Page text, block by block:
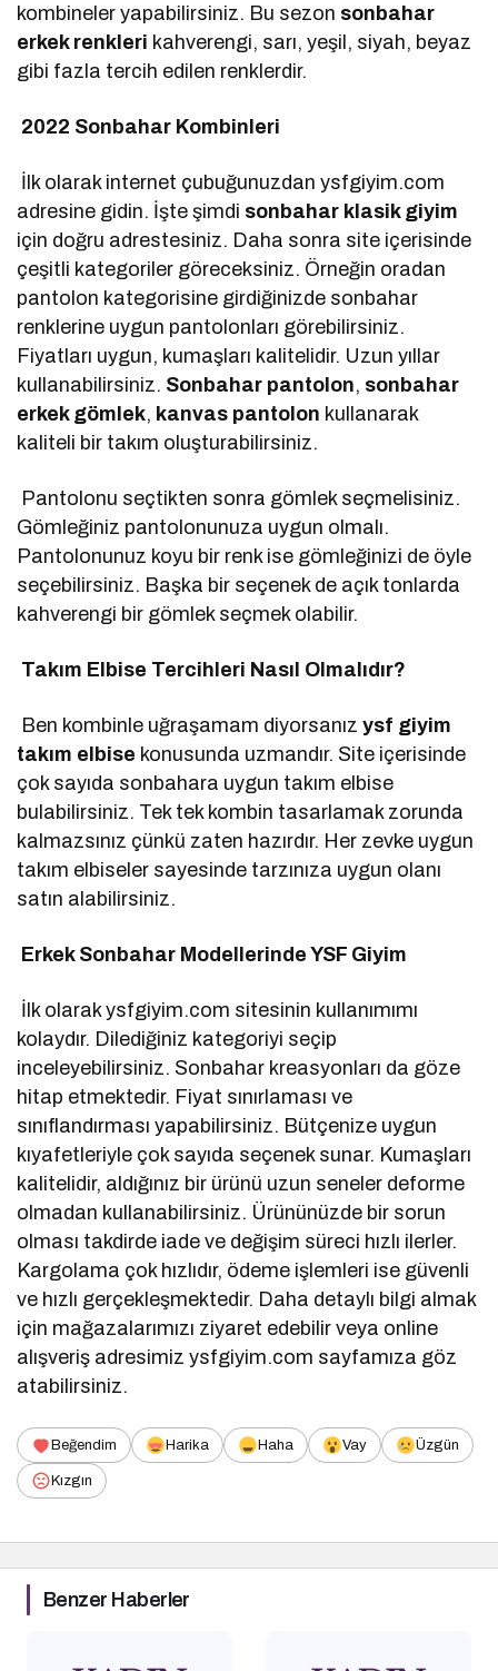
kombineler yapabilirsiniz. Bu sezon sonbahar
erkek renkleri kahverengi, sarı, yeşil, siyah, beyaz
gibi fazla tercih edilen renklerdir.
2022 Sonbahar Kombinleri
İlk olarak internet çubuğunuzdan ysfgiyim.com
adresine gidin. İşte şimdi sonbahar klasik giyim
için doğru adrestesiniz. Daha sonra site içerisinde
çeşitli kategoriler göreceksiniz. Örneğin oradan
pantolon kategorisine girdiğinizde sonbahar
renklerine uygun pantolonları görebilirsiniz.
Fiyatları uygun, kumaşları kalitelidir. Uzun yıllar
kullanabilirsiniz. Sonbahar pantolon, sonbahar
erkek gömlek, kanvas pantolon kullanarak
kaliteli bir takım oluşturabilirsiniz.
Pantolonu seçtikten sonra gömlek seçmelisiniz.
Gömleğiniz pantolonunuza uygun olmalı.
Pantolonunuz koyu bir renk ise gömleğinizi de öyle
seçebilirsiniz. Başka bir seçenek de açık tonlarda
kahverengi bir gömlek seçmek olabilir.
Takım Elbise Tercihleri Nasıl Olmalıdır?
Ben kombinle uğraşamam diyorsanız ysf giyim
takım elbise konusunda uzmandır. Site içerisinde
çok sayıda sonbahara uygun takım elbise
bulabilirsiniz. Tek tek kombin tasarlamak zorunda
kalmazsınız çünkü zaten hazırdır. Her zevke uygun
takım elbiseler sayesinde tarzınıza uygun olanı
satın alabilirsiniz.
Erkek Sonbahar Modellerinde YSF Giyim
İlk olarak ysfgiyim.com sitesinin kullanımımı
kolaydır. Dilediğiniz kategoriyi seçip
inceleyebilirsiniz. Sonbahar kreasyonları da göze
hitap etmektedir. Fiyat sınırlaması ve
sınıflandırması yapabilirsiniz. Bütçenize uygun
kıyafetleriyle çok sayıda seçenek sunar. Kumaşları
kalitelidir, aldığınız bir ürünü uzun seneler deforme
olmadan kullanabilirsiniz. Ürününüzde bir sorun
olması takdirde iade ve değişim süreci hızlı ilerler.
Kargolama çok hızlıdır, ödeme işlemleri ise güvenli
ve hızlı gerçekleşmektedir. Daha detaylı bilgi almak
için mağazalarımızı ziyaret edebilir veya online
alışveriş adresimiz ysfgiyim.com sayfamıza göz
atabilirsiniz.
Beğendim Harika Haha Vay Üzgün
Kızgın
Benzer Haberler